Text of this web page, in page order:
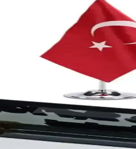
Sunar
şıklık ve fonksiyonellik sağlar,
Tasarım
makinede yıkanabilir ve
İçin Şık ve
şıklık katarken
Planlama Kolaylığı